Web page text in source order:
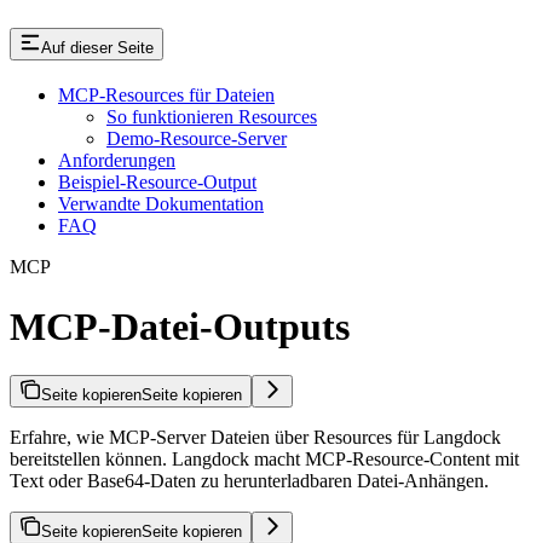
Auf dieser Seite
MCP-Resources für Dateien
So funktionieren Resources
Demo-Resource-Server
Anforderungen
Beispiel-Resource-Output
Verwandte Dokumentation
FAQ
MCP
MCP-Datei-Outputs
Seite kopierenSeite kopieren
Erfahre, wie MCP-Server Dateien über Resources für Langdock
bereitstellen können. Langdock macht MCP-Resource-Content mit
Text oder Base64-Daten zu herunterladbaren Datei-Anhängen.
Seite kopierenSeite kopieren